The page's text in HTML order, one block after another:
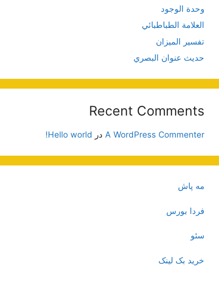
وحدة الوجود
العلامة الطباطبائي
تفسير الميزان
حديث عنوان البصري
Recent Comments
A WordPress Commenter در Hello world!
مه پاش
فردا بورس
سئو
خرید بک لینک